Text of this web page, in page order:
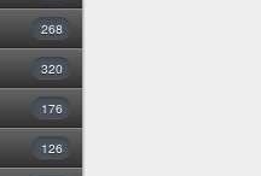
268
320
176
126